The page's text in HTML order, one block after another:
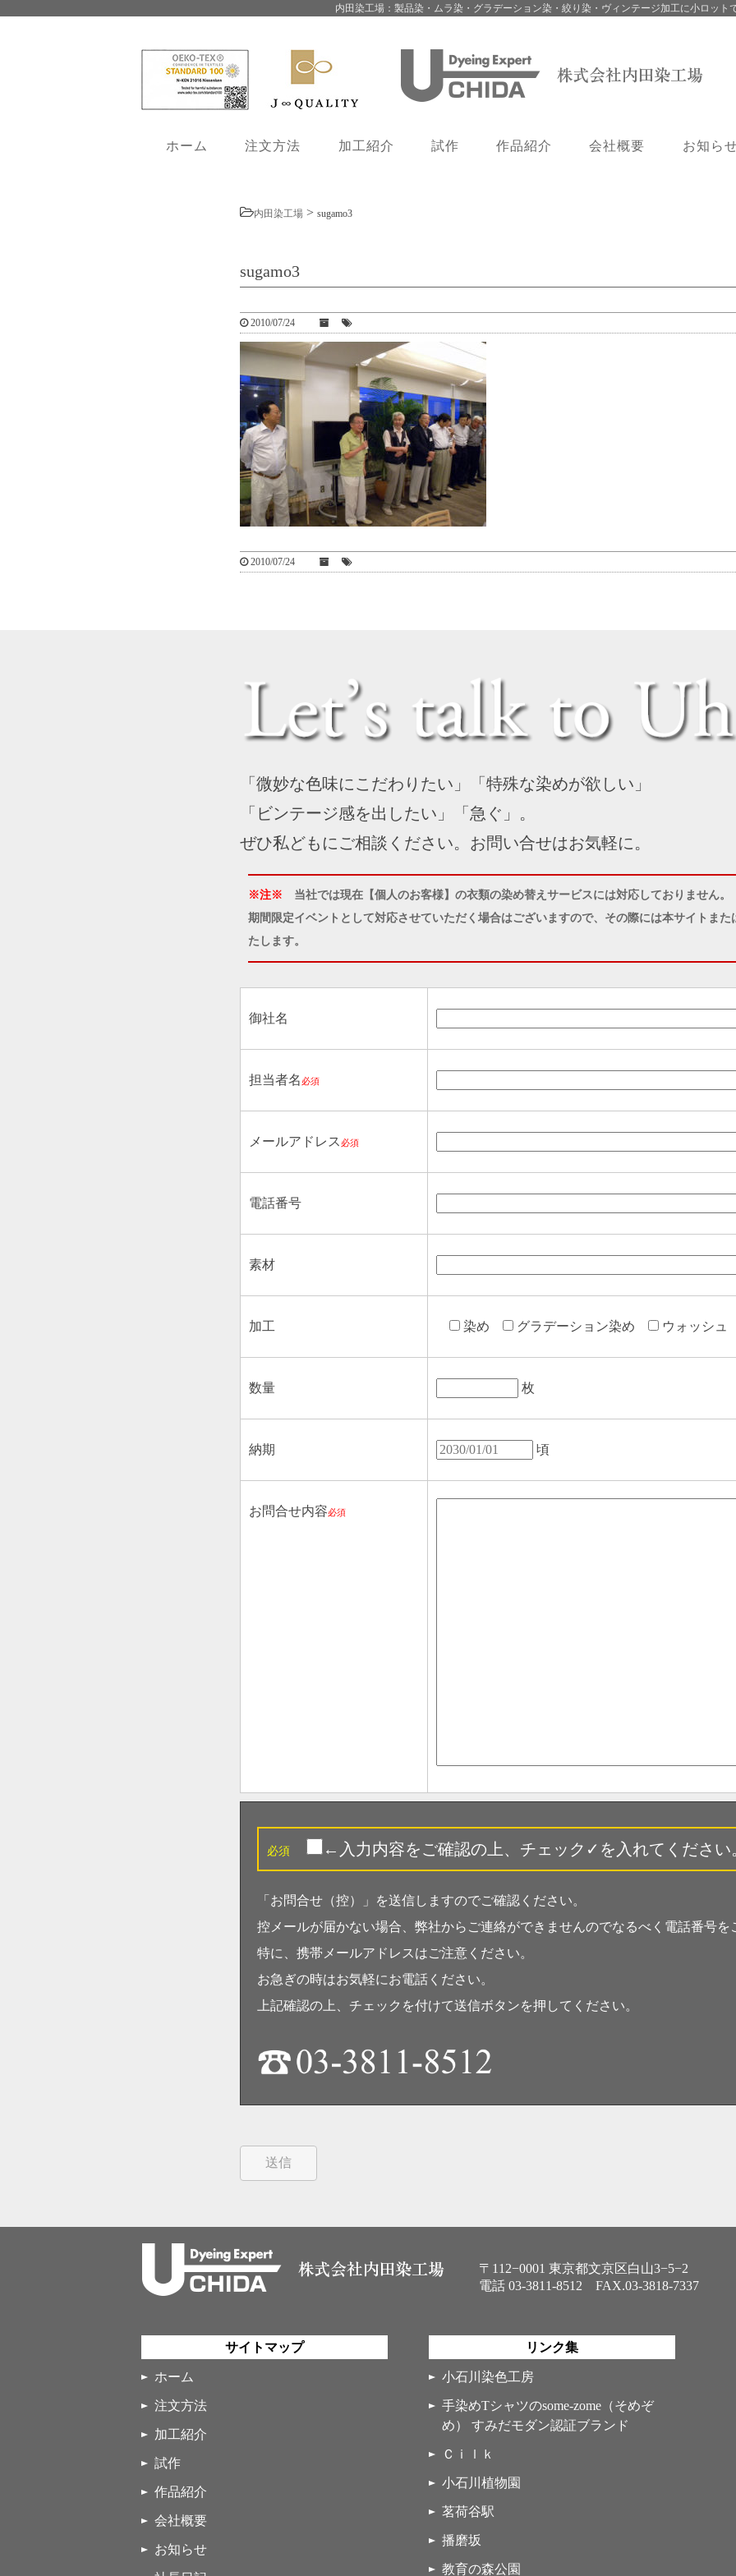
内田染工場：製品染・ムラ染・グラデーション染・絞り染・ヴィンテージ加工に小ロット
ホーム 注文方法 加工紹介 試作 作品紹介 会社概要 お知ら
内田染工場 > sugamo3
sugamo3
2010/07/24
2010/07/24
「微妙な色味にこだわりたい」「特殊な染めが欲しい」
「ビンテージ感を出したい」「急ぐ」。
ぜひ私どもにご相談ください。お問い合せはお気軽に。
※注※ 当社では現在【個人のお客様】の衣類の染め替えサービスには対応しておりません。
期間限定イベントとして対応させていただく場合はございますので、その際には本サイトまた
たします。
御社名
担当者名 必須
メールアドレス 必須
電話番号
素材
加工 染め グラデーション染め ウォッシュ
数量 枚
納期 頃
お問合せ内容必須
必須 ←入力内容をご確認の上、チェック✓を入れてください
「お問合せ（控）」を送信しますのでご確認ください。
控メールが届かない場合、弊社からご連絡ができませんのでなるべく電話番号を
特に、携帯メールアドレスはご注意ください。
お急ぎの時はお気軽にお電話ください。
上記確認の上、チェックを付けて送信ボタンを押してください。
〒112−0001 東京都文京区白山3−5−2
電話 03-3811-8512 FAX.03-3818-7337
サイトマップ
ホーム
注文方法
加工紹介
試作
作品紹介
会社概要
お知らせ
リンク集
小石川染色工房
手染めTシャツのsome-zome（そめぞ
め） すみだモダン認証ブランド
Ｃｉｌｋ
小石川植物園
茗荷谷駅
播磨坂
教育の森公園